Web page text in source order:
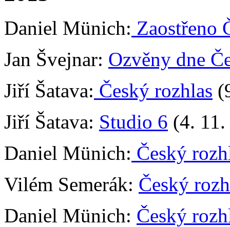
Daniel Münich: Zaostřeno
Jan Švejnar: Ozvěny dne
Jiří Šatava: Český rozhlas
Jiří Šatava: Studio 6 (4.
Daniel Münich: Český
Vilém Semerák: Český
Daniel Münich: Český